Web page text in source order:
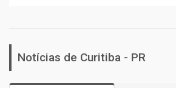
Notícias de Curitiba - PR